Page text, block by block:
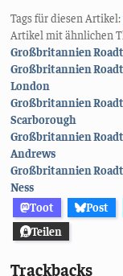
Tags für diesen Artikel:
Artikel mit ähnlichen
Großbritannien
Großbritannien
London
Großbritannien
Scarborough
Großbritannien
Andrews
Großbritannien
Ness
Toot
Post
Teilen
Trackbacks